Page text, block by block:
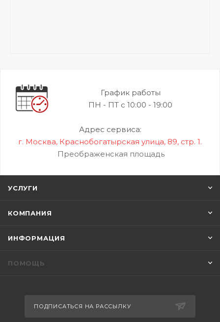
График работы
ПН - ПТ с 10:00 - 19:00
Адрес сервиса:
г. Москва, Краснобогатырская улица, 89, стр. 1.
Преображенская площадь
УСЛУГИ
КОМПАНИЯ
ИНФОРМАЦИЯ
ПОМОЩЬ
ПОДПИСАТЬСЯ НА РАССЫЛКУ